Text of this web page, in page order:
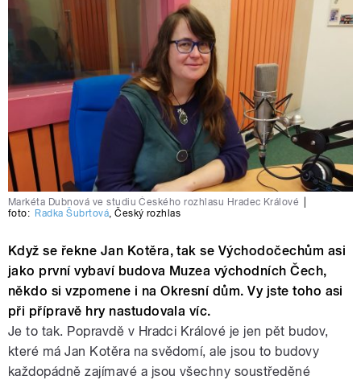
Markéta Dubnová ve studiu Českého rozhlasu Hradec Králové
foto: Radka Šubrtová,Český rozhlas
Když se řekne Jan Kotěra, tak se Východočechům asi
jako první vybaví budova Muzea východních Čech,
někdo si vzpomene i na Okresní dům. Vy jste toho asi
při přípravě hry nastudovala víc.
Je to tak. Popravdě v Hradci Králové je jen pět budov,
které má Jan Kotěra na svědomí, ale jsou to budovy
každopádně zajímavé a jsou všechny soustředěné